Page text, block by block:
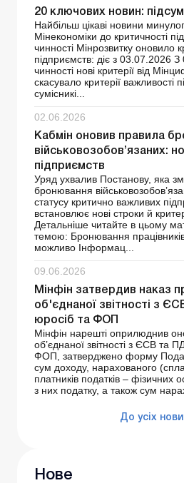
20 ключових новин:
Найбільш цікаві новини
Мінекономіки до критичності
чинності Мінрозвитку оновило
підприємств: діє з 03.07.2026
чинності нові критерії від
скасувало критерії важливості
сумісникі...
02.06.2026
Кабмін оновив правила
військовозобов’язаних:
підприємств
Уряд ухвалив Постанову, яка
бронювання
статусу критично важливих
встановлює нові строки й
Детальніше читайте в цьому
темою: Бронювання
можливо Інформац...
09.06.2026
Мінфін затвердив наказ
об'єднаної звітності з
юросіб та ФОП
Мінфін нарешті оприлюднив
об’єднаної звітності з ЄСВ та
ФОП, затверджено форму
сум доходу, нарахованого
платників податків – фізичних
з них податку, а також сум
До усіх
Нове